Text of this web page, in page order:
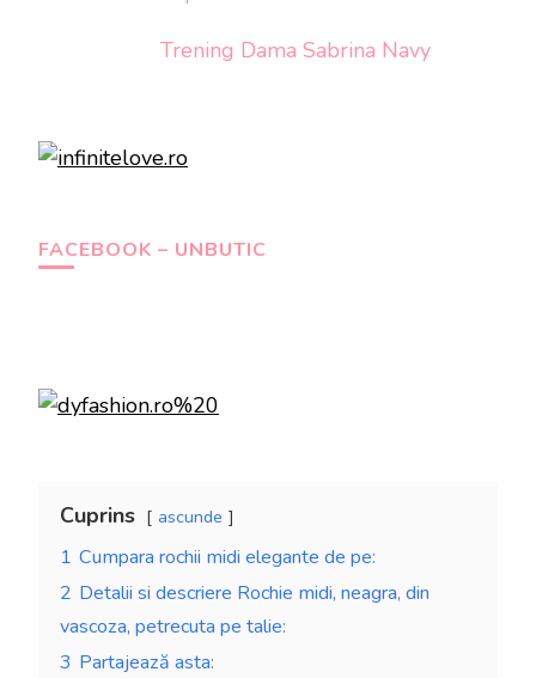
Trening Dama Sabrina Navy
FACEBOOK – UNBUTIC
Cuprins ascunde
1 Cumpara rochii midi elegante de pe:
2 Detalii si descriere Rochie midi, neagra, din
vascoza, petrecuta pe talie:
3 Partajează asta: